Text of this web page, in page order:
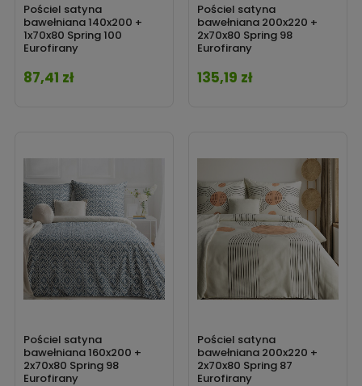
Pościel satyna
bawełniana 140x200 +
1x70x80 Spring 100
Eurofirany
Cena
87,41 zł
Pościel satyna
bawełniana 200x220 +
2x70x80 Spring 98
Eurofirany
Cena
135,19 zł
Pościel satyna
bawełniana 160x200 +
2x70x80 Spring 98
Eurofirany
Pościel satyna
bawełniana 200x220 +
2x70x80 Spring 87
Eurofirany